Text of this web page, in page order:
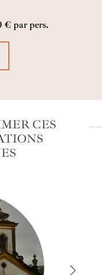
€ par pers.
CES